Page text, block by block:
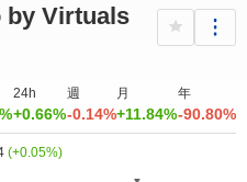
by Virtuals
24h
+0.66%
週
-0.14%
月
+11.84%
年
-90.80%
(+0.05%)